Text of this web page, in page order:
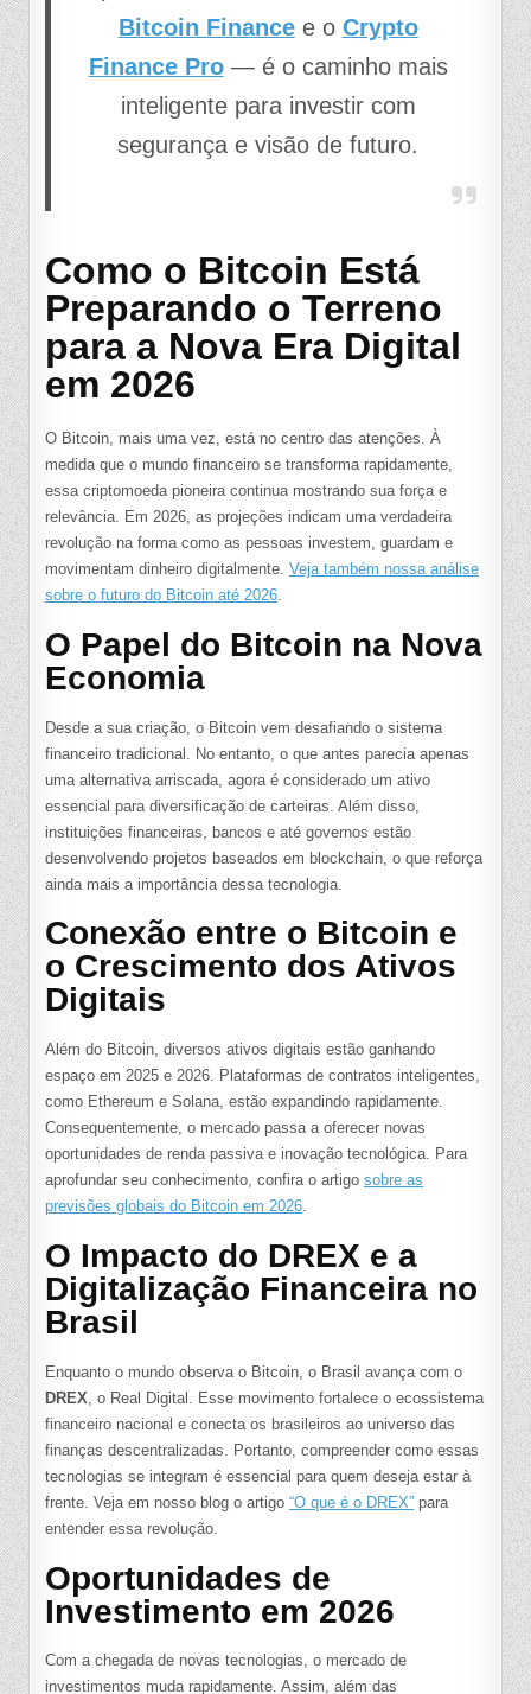
Bitcoin Financee o Crypto
Finance Pro— é o caminho mais
inteligente para investir com
segurança e visão de futuro.
Como o Bitcoin Está
Preparando o Terreno
para a Nova Era Digital
em 2026
O Bitcoin, mais uma vez, está no centro das atenções. À
medida que o mundo financeiro se transforma rapidamente,
essa criptomoeda pioneira continua mostrando sua força e
relevância. Em 2026, as projeções indicam uma verdadeira
revolução na forma como as pessoas investem, guardam e
movimentam dinheiro digitalmente.Veja também nossa análise
sobre o futuro do Bitcoin até 2026.
O Papel do Bitcoin na Nova
Economia
Desde a sua criação, o Bitcoin vem desafiando o sistema
financeiro tradicional. No entanto, o que antes parecia apenas
uma alternativa arriscada, agora é considerado um ativo
essencial para diversificação de carteiras. Além disso,
instituições financeiras, bancos e até governos estão
desenvolvendo projetos baseados em blockchain, o que reforça
ainda mais a importância dessa tecnologia.
Conexão entre o Bitcoin e
o Crescimento dos Ativos
Digitais
Além do Bitcoin, diversos ativos digitais estão ganhando
espaço em 2025 e 2026. Plataformas de contratos inteligentes,
como Ethereum e Solana, estão expandindo rapidamente.
Consequentemente, o mercado passa a oferecer novas
oportunidades de renda passiva e inovação tecnológica. Para
aprofundar seu conhecimento, confira o artigosobre as
previsões globais do Bitcoin em 2026.
O Impacto do DREX e a
Digitalização Financeira no
Brasil
Enquanto o mundo observa o Bitcoin, o Brasil avança com o
DREX , o Real Digital. Esse movimento fortalece o ecossistema
financeiro nacional e conecta os brasileiros ao universo das
finanças descentralizadas. Portanto, compreender como essas
tecnologias se integram é essencial para quem deseja estar à
frente. Veja em nosso blog o artigo“O que é o DREX” para
entender essa revolução.
Oportunidades de
Investimento em 2026
Com a chegada de novas tecnologias, o mercado de
investimentos muda rapidamente. Assim, além das